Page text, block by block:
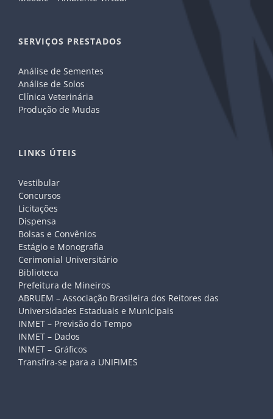
SERVIÇOS PRESTADOS
Análise de Sementes
Análise de Solos
Clínica Veterinária
Produção de Mudas
LINKS ÚTEIS
Vestibular
Concursos
Licitações
Dispensa
Bolsas e Convênios
Estágio e Monografia
Cerimonial Universitário
Biblioteca
Prefeitura de Mineiros
ABRUEM – Associação Brasileira dos Reitores das
Universidades Estaduais e Municipais
INMET – Previsão do Tempo
INMET – Dados
INMET – Gráficos
Transfira-se para a UNIFIMES